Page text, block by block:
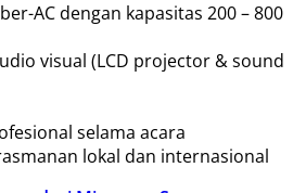
AC dengan kapasitas 200 – 800
visual (LCD projector & sound
selama acara
lokal dan internasional